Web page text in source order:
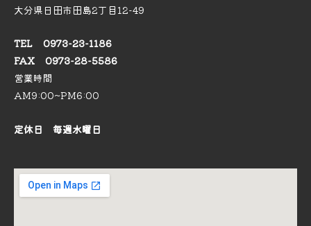
大分県日田市田島2丁目12-49
TEL 0973-23-1186
FAX 0973-28-5586
営業時間
AM9:00~PM6:00
定休日 毎週水曜日